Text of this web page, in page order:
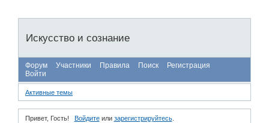
Искусство и сознание
Форум Участники Правила Поиск
Регистрация
Войти
Активные темы
Привет, Гость! Войдитеили зарегистрируйтесь.